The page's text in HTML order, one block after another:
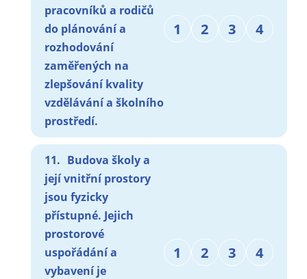
pracovníků a rodičů
do plánování a
rozhodování
zaměřených na
zlepšování kvality
vzdělávání a školního
prostředí.
1 2 3 4
11. Budova školy a
její vnitřní prostory
jsou fyzicky
přístupné. Jejich
prostorové
uspořádání a
vybavení je
1 2 3 4